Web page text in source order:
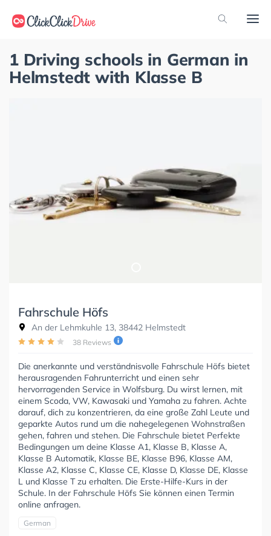
1 Driving schools in German in
Helmstedt with Klasse B
Fahrschule Höfs
An der Lehmkuhle 13, 38442 Helmstedt
38 Reviews
Die anerkannte und verständnisvolle Fahrschule Höfs bietet
herausragenden Fahrunterricht und einen sehr
hervorragenden Service in Wolfsburg. Du wirst lernen, mit
einem Scoda, VW, Kawasaki und Yamaha zu fahren. Achte
darauf, dich zu konzentrieren, da eine große Zahl Leute und
geparkte Autos rund um die nahegelegenen Wohnstraßen
gehen, fahren und stehen. Die Fahrschule bietet Perfekte
Bedingungen um deine Klasse A1, Klasse B, Klasse A,
Klasse B Automatik, Klasse BE, Klasse B96, Klasse AM,
Klasse A2, Klasse C, Klasse CE, Klasse D, Klasse DE, Klasse
L und Klasse T zu erhalten. Die Erste-Hilfe-Kurs in der
Schule. In der Fahrschule Höfs Sie können einen Termin
online anfragen.
German